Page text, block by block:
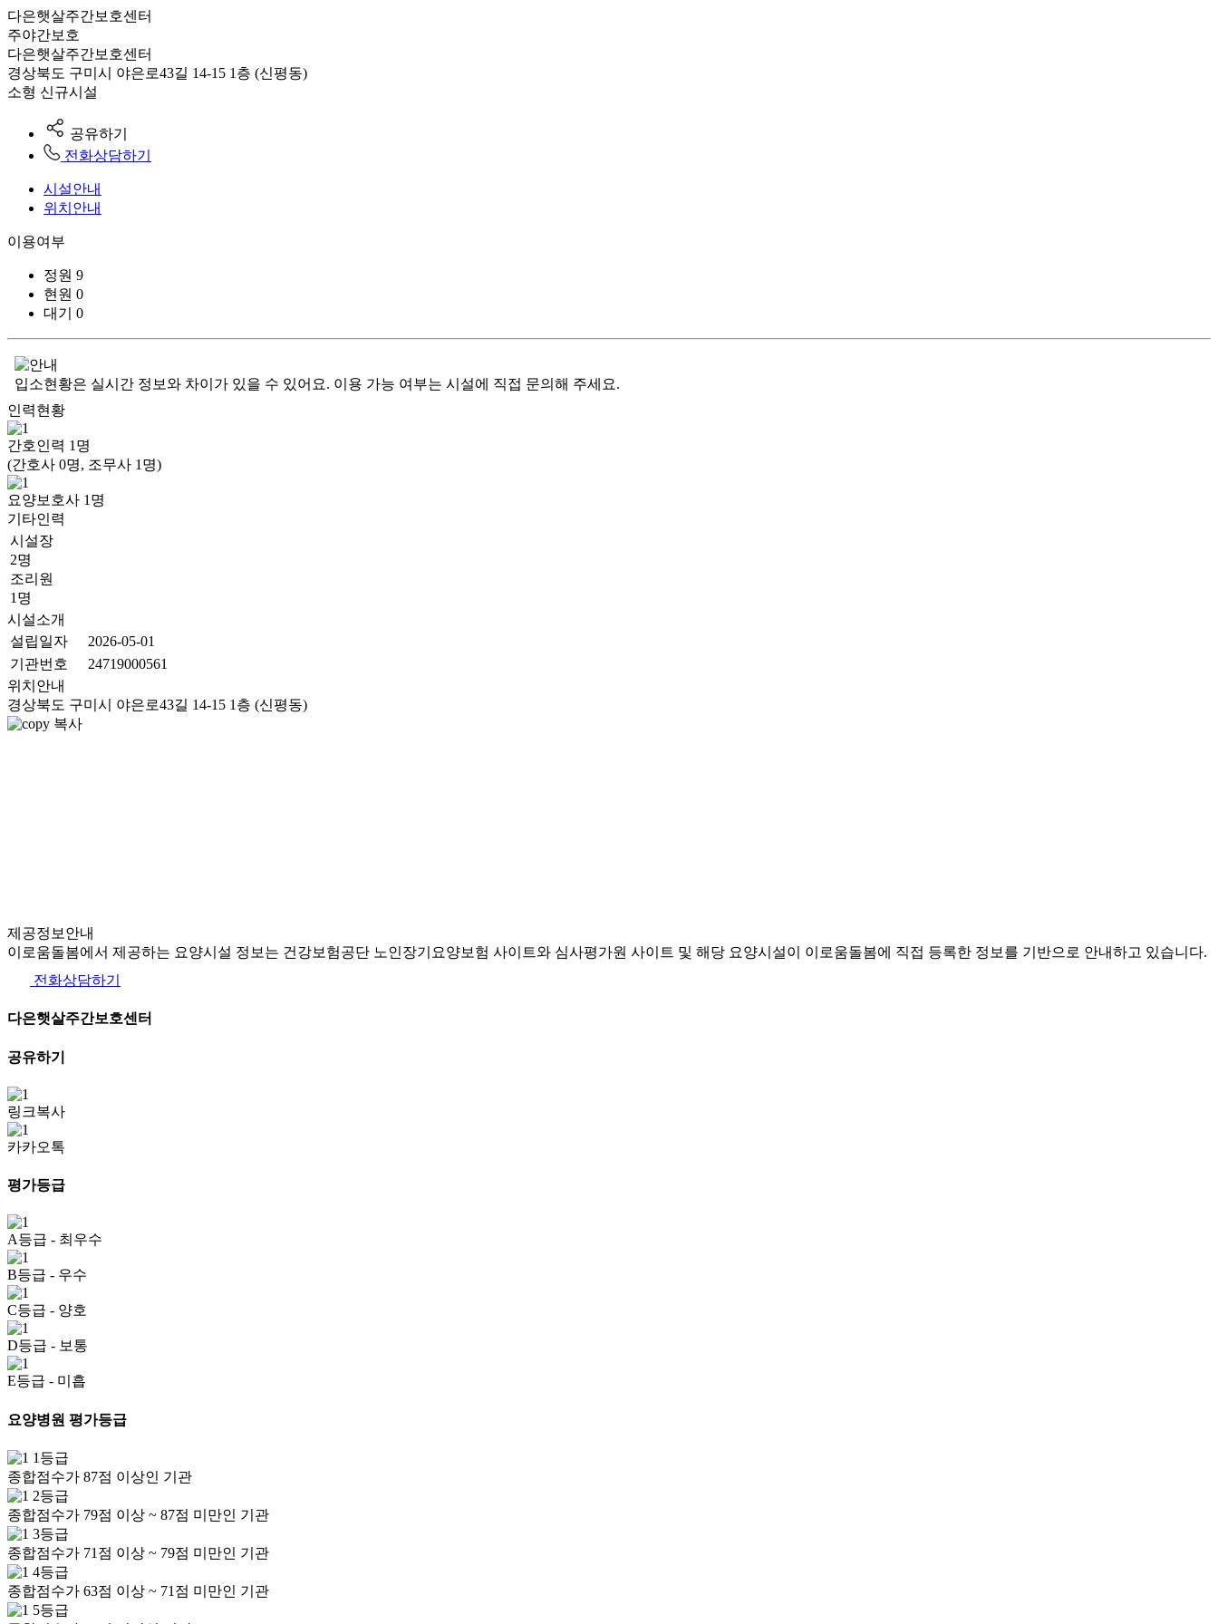
다은햇살주간보호센터
주야간보호
다은햇살주간보호센터
경상북도 구미시 야은로43길 14-15 1층 (신평동)
소형 신규시설
공유하기
전화상담하기
시설안내
위치안내
이용여부
정원 9
현원 0
대기
0
입소현황은 실시간 정보와 차이가 있을 수 있어요. 이용 가능 여부는 시설에 직접 문의해 주세요.
인력현황
간호인력 1 명
(간호사 0명, 조무사 1명)
요양보호사 1 명
기타인력
시설장
2명
조리원
1명
시설소개
설립일자
2026-05-01
기관번호
24719000561
위치안내
경상북도 구미시 야은로43길 14-15 1층 (신평동)
복사
제공정보안내
이로움돌봄에서 제공하는 요양시설 정보는 건강보험공단 노인장기요양보험 사이트와 심사평가원 사이트 및 해당 요양시설이 이로움돌봄에 직접 등록한 정보를 기반으로 안내하고 있습니다.
전화상담하기
다은햇살주간보호센터
공유하기
링크복사
카카오톡
평가등급
A등급 - 최우수
B등급 - 우수
C등급 - 양호
D등급 - 보통
E등급 - 미흡
요양병원 평가등급
1등급
종합점수가 87점 이상인 기관
2등급
종합점수가 79점 이상 ~ 87점 미만인 기관
3등급
종합점수가 71점 이상 ~ 79점 미만인 기관
4등급
종합점수가 63점 이상 ~ 71점 미만인 기관
5등급